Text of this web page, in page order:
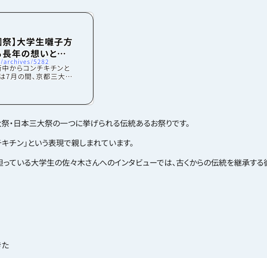
】大学生囃子方
年の想いと
5282
からコンチキチンと
7月の間、京都三大祭
まれています。祇園
神社の祭礼で、およ
7月の間に行われる
）と後祭（あとまつり）
日本三大祭の一つに挙げられる伝統あるお祭りです。
ン」という表現で親しまれています。
ている大学生の佐々木さんへのインタビューでは、古くからの伝統を継承す